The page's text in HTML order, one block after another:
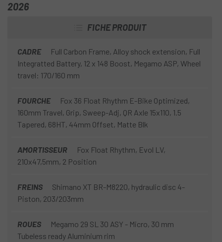
maniabilité précise et confortable, idéale pour les
aventures en montagne.
2026
FICHE PRODUIT
CADRE
Full Carbon Frame, Alloy shock extension, Full
Integratted Battery, 12 x 148 Boost, Megamo ASP, Wheel
travel: 170/160 mm
FOURCHE
Fox 36 Float Rhythm E-Bike Optimized,
160mm Travel, Grip, Sweep-Adj, QR Axle 15x110, 1.5
Tapered, 68HT, 44mm Offset, Matte Blk
AMORTISSEUR
Fox Float Rhythm, Evol LV,
210x47,5mm, 2 Position
FREINS
Shimano XT BR-M8220, hydraulic disc 4-
Piston, 203/203mm
ROUES
Megamo 29 SL 30 ASY - Micro, 30 mm
Tubeless ready Aluminium rim